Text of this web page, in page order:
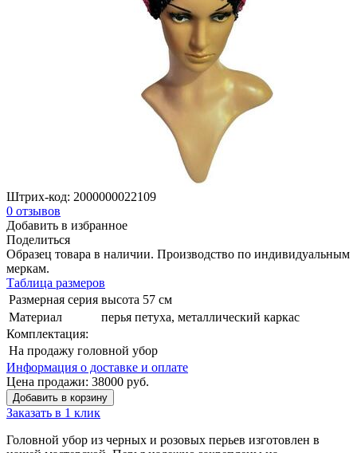
Штрих-код: 2000000022109
0 отзывов
Добавить в избранное
Поделиться
Образец товара в наличии. Производство по индивидуальным
меркам.
Таблица размеров
Размерная серия высота 57 см
Материал
перья петуха, металлический каркас
Комплектация:
На продажу головной убор
Информация о доставке и оплате
Цена продажи: 38000 руб.
Добавить в корзину
Заказать в 1 клик
Головной убор из черных и розовых перьев изготовлен в